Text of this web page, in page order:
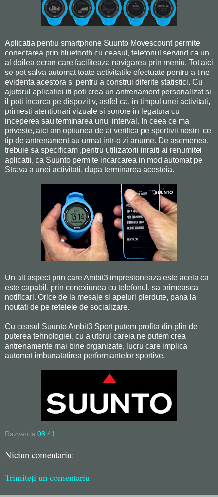
Aplicatia pentru smartphone Suunto Movescount permite
conectarea prin bluetooth cu ceasul, telefonul servind ca un
al doilea ecran care faciliteaza navigarea prin meniu. Tot aici
se pot salva automat toate activitatile efectuate pentru a tine
evidenta acestora si pentru a construi diferite statistici. Cu
ajutorul aplicatiei iti poti crea un antrenament personalizat si
il poti incarca pe dispozitiv, astfel ca, in timpul unei activitati,
primesti atentionari vizuale si sonore in legatura cu
inceperea sau terminarea unui interval. In ceea ce ma
priveste, aici am optiunea de ai verifica pe sportivii nostrii ce
tip de antrenament au urmat intr-o zi anume. De asemenea,
trebuie sa specificam ,pentru utilizatorii inraiti ai renumitei
aplicatii, ca Suunto permite incarcarea in mod automat pe
Strava a unei activitati, dupa terminarea acesteia.
Un alt aspect prin care Ambit3 impresioneaza este acela ca
este capabil, prin conexiunea cu telefonul, sa primeasca
notificari. Orice de la mesaje si apeluri pierdute, pana la
noutati de pe retelele de socializare.
Cu ceasul Suunto Ambit3 Sport putem profita din plin de
puterea tehnologiei, cu ajutorul careia ne putem crea
antrenamente mai bine organizate, lucru care implica
automat imbunatatirea performantelor sportive.
Razvan la 08:41
Niciun comentariu:
Trimiteți un comentariu